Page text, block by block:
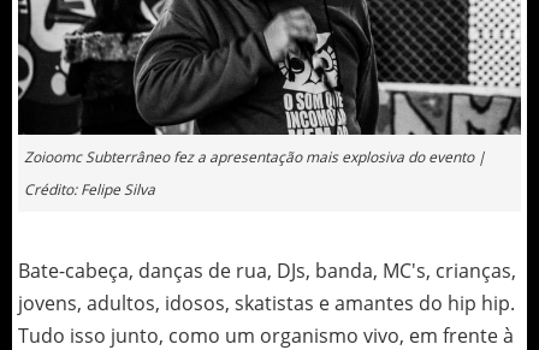
Zoioomc Subterrâneo fez a apresentação mais explosiva do evento |
Crédito: Felipe Silva
Bate-cabeça, danças de rua, DJs, banda, MC's, crianças,
jovens, adultos, idosos, skatistas e amantes do hip hip.
Tudo isso junto, como um organismo vivo, em frente à